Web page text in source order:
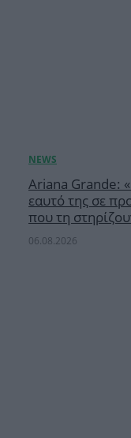
Ariana Grande:
εαυτό της σε
που τη
06.08.2026